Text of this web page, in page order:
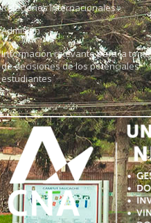
Relaciones Internacionales
Admisión
Información relevante para la toma
de decisiones de los potenciales
estudiantes